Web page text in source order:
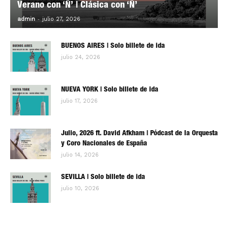
Verano con ‘Ñ’ | Clásica con ‘Ñ’
admin - julio 27, 2026 0
BUENOS AIRES | Solo billete de ida
julio 24, 2026
NUEVA YORK | Solo billete de ida
julio 17, 2026
Julio, 2026 ft. David Afkham | Pódcast de la Orquesta
y Coro Nacionales de España
julio 14, 2026
SEVILLA | Solo billete de ida
julio 10, 2026